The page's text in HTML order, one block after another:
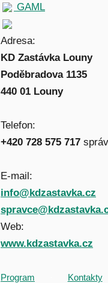
GAML
Adresa:
KD Zastávka Louny
Poděbradova 1135
440 01 Louny
Telefon:
+420 728 575 717
E-mail:
info@kdzastavka.cz
Web:
www.kdzastavka.cz
Program Kontakty